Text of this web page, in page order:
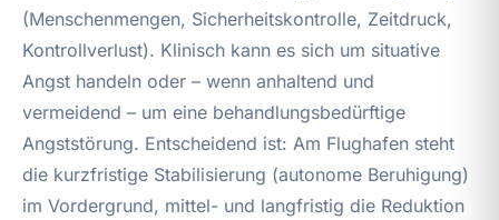
(Menschenmengen, Sicherheitskontrolle, Zeitdruck,
Kontrollverlust). Klinisch kann es sich um situative
Angst handeln oder – wenn anhaltend und
vermeidend – um eine behandlungsbedürftige
Angststörung. Entscheidend ist: Am Flughafen steht
die kurzfristige Stabilisierung (autonome Beruhigung)
im Vordergrund, mittel- und langfristig die Reduktion